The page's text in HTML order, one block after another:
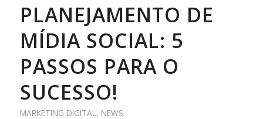
PLANEJAMENTO DE
MÍDIA SOCIAL: 5
PASSOS PARA O
SUCESSO!
MARKETING DIGITAL , NEWS